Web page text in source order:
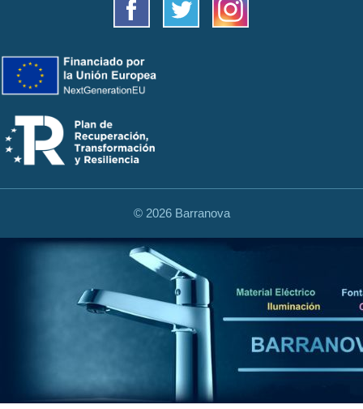
©2026 Barranova